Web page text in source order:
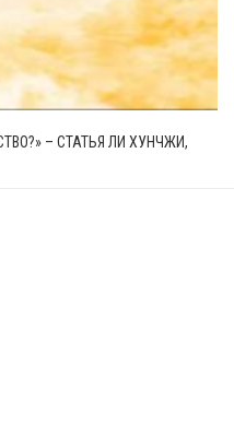
– СТАТЬЯ ЛИ ХУНЧЖИ,